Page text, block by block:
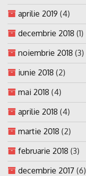
aprilie 2019 (4)
decembrie 2018 (1)
noiembrie 2018 (3)
iunie 2018 (2)
mai 2018 (4)
aprilie 2018 (4)
martie 2018 (2)
februarie 2018 (3)
decembrie 2017 (6)